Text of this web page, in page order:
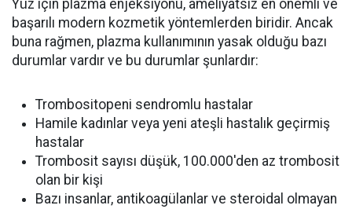
Yüz için plazma enjeksiyonu, ameliyatsız en önemli ve
başarılı modern kozmetik yöntemlerden biridir. Ancak
buna rağmen, plazma kullanımının yasak olduğu bazı
durumlar vardır ve bu durumlar şunlardır:
Trombositopeni sendromlu hastalar
Hamile kadınlar veya yeni ateşli hastalık geçirmiş
hastalar
Trombosit sayısı düşük, 100.000'den az trombosit
olan bir kişi
Bazı insanlar, antikoagülanlar ve steroidal olmayan